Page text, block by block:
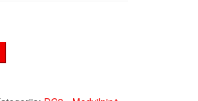
su drobe DC2 30x30